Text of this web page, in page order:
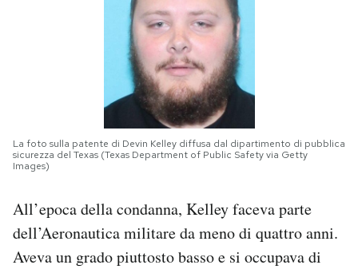
La foto sulla patente di Devin Kelley diffusa dal dipartimento di pubblica
sicurezza del Texas (Texas Department of Public Safety via Getty
Images)
All’epoca della condanna, Kelley faceva parte
dell’Aeronautica militare da meno di quattro anni.
Aveva un grado piuttosto basso e si occupava di